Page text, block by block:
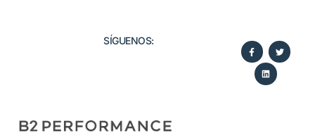
SÍGUENOS:​